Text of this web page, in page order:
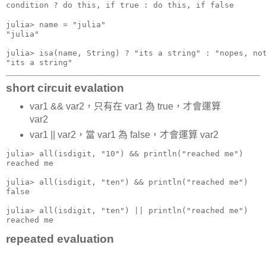
condition ? do this, if true : do this, if false
julia> name = "julia"
"julia"
julia> isa(name, String) ? "its a string" : "nopes,
"its a string"
short circuit evalation
var1 && var2，只有在 var1 為 true，才會運算
var2
var1 || var2，當 var1 為 false，才會運算 var2
julia> all(isdigit, "10") && println("reached me")
reached me
julia> all(isdigit, "ten") && println("reached me")
false
julia> all(isdigit, "ten") || println("reached me")
reached me
repeated evaluation